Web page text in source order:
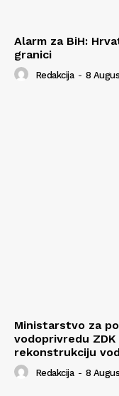
Alarm za BiH:
granici
Redakcija - 8
Ministarstvo za
vodoprivredu ZDK
rekonstrukciju
Redakcija - 8